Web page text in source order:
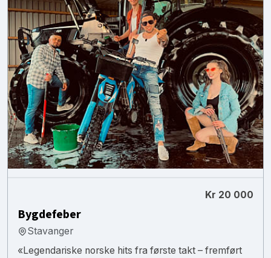
Kr 20 000
Bygdefeber
Stavanger
«Legendariske norske hits fra første takt – fremført